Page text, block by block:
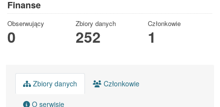
Finanse
Obserwujący
0
Zbiory danych
252
Członkowie
1
Zbiory danych Członkowie
O serwisie